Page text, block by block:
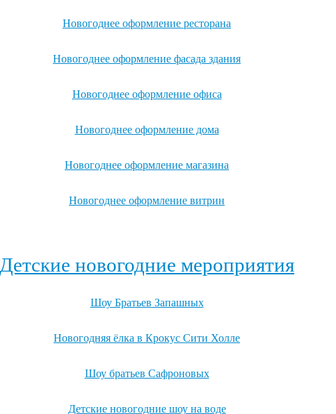
Новогоднее оформление ресторана
Новогоднее оформление фасада здания
Новогоднее оформление офиса
Новогоднее оформление дома
Новогоднее оформление магазина
Новогоднее оформление витрин
Детские новогодние мероприятия
Шоу Братьев Запашных
Новогодняя ёлка в Крокус Сити Холле
Шоу братьев Сафроновых
Детские новогодние шоу на воде